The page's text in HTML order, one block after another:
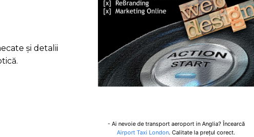
și detalii
- Ai nevoie de transport aeroport in Anglia? Încearcă
Airport Taxi London. Calitate la prețul corect.